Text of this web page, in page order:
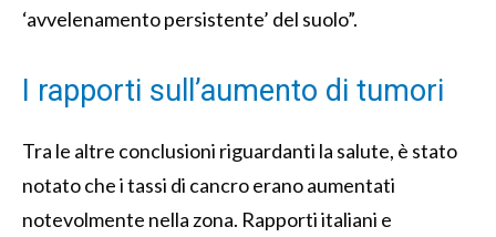
‘avvelenamento persistente’ del suolo”.
I rapporti sull’aumento di tumori
Tra le altre conclusioni riguardanti la salute, è stato
notato che i tassi di cancro erano aumentati
notevolmente nella zona. Rapporti italiani e